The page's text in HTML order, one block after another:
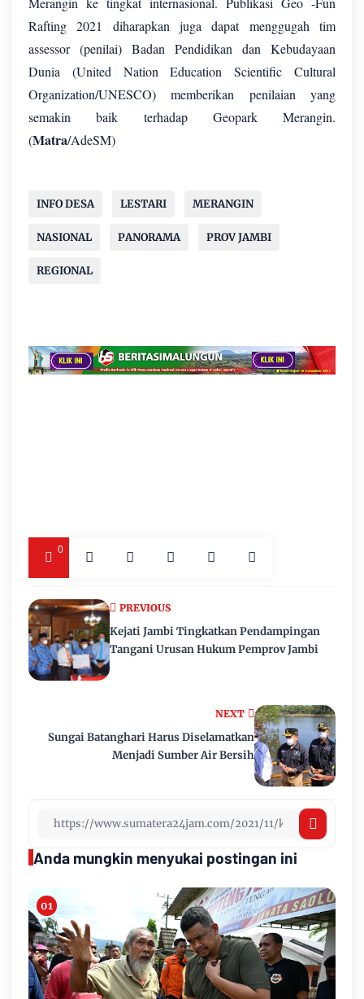
Rafting 2021 diharapkan juga dapat menggugah tim
assessor (penilai) Badan Pendidikan dan Kebudayaan
Dunia (United Nation Education Scientific Cultural
Organization/UNESCO) memberikan penilaian yang
semakin baik terhadap Geopark Merangin.
(Matra/AdeSM)
INFO DESA LESTARI MERANGIN
NASIONAL PANORAMA PROV JAMBI
REGIONAL
0
NEXT
Sungai Batanghari Harus Diselamatkan
Menjadi Sumber Air Bersih
PREVIOUS
Kejati Jambi Tingkatkan Pendampingan
Tangani Urusan Hukum Pemprov Jambi
Anda mungkin menyukai postingan ini